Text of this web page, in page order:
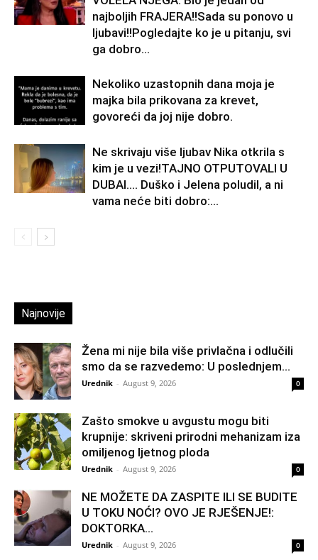
najboljih FRAJERA!!Sada su ponovo u
ljubavi!!Pogledajte ko je u pitanju, svi
ga dobro...
Nekoliko uzastopnih dana moja je
majka bila prikovana za krevet,
govoreći da joj nije dobro.
Ne skrivaju više ljubav Nika otkrila s
kim je u vezi!TAJNO OTPUTOVALI U
DUBAI…. Duško i Jelena poludil, a ni
vama neće biti dobro:...
Najnovije
Žena mi nije bila više privlačna i odlučili
smo da se razvedemo: U poslednjem...
Urednik - August 9, 2026 0
Zašto smokve u avgustu mogu biti
krupnije: skriveni prirodni mehanizam iza
omiljenog ljetnog ploda
Urednik - August 9, 2026 0
NE MOŽETE DA ZASPITE ILI SE BUDITE
U TOKU NOĆI? OVO JE RJEŠENJE!:
DOKTORKA...
Urednik - August 9, 2026 0